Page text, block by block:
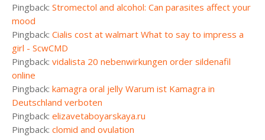
Pingback: Stromectol and alcohol: Can parasites affect your
mood
Pingback: Cialis cost at walmart What to say to impress a
girl - ScwCMD
Pingback: vidalista 20 nebenwirkungen order sildenafil
online
Pingback: kamagra oral jelly Warum ist Kamagra in
Deutschland verboten
Pingback: elizavetaboyarskaya.ru
Pingback: clomid and ovulation